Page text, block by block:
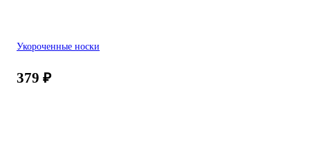
Укороченные носки
379 ₽